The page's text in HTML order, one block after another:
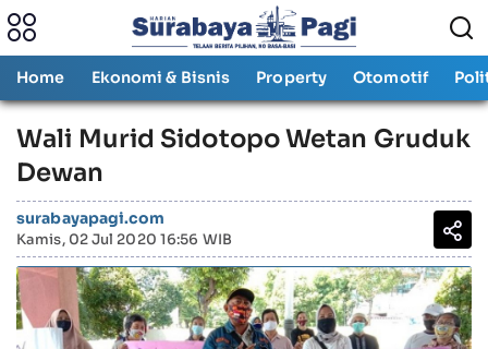
Home Ekonomi & Bisnis Property Otomotif
Wali Murid Sidotopo Wetan Gruduk
Dewan
surabayapagi.com
Kamis, 02 Jul 2020 16:56 WIB